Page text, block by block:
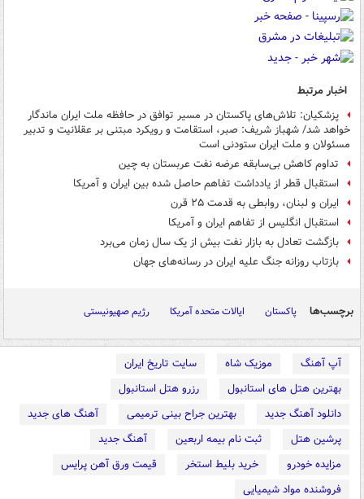
اخبار مرتبط
پزشکیان: تلاش‌های پاکستان در مسیر توافق در حافظه ملت ایران ماندگار
خواهد شد/ شهباز شریف: صبر، استقامت و رویکرد مبتنی بر عقلانیت و تدبیر
مسئولان و ملت ایران ستودنی است
تداوم کاهش بی‌سابقه عرضه نفت عربستان به چین
استقبال قطر از یادداشت تفاهم حاصل شده بین ایران و آمریکا
ایران و لبنان، روابطی به قدمت ۲۵ قرن
استقبال انگلیس از تفاهم ایران و آمریکا
بازگشت تعادل به بازار نفت بیش از یک سال زمان می‌برد
بازتاب روزانه جنگ علیه ایران در رسانه‌های جهان
برچسب‌ها پاکستان ایالات متحده آمریکا رژیم صهیونیستی
آپ آهنگ موزیک شاه
سایت تاریخ ایران
بهترین هتل های استانبول
رزرو هتل استانبول
دانلود آهنگ جدید
بهترین جراح بینی ترمیمی
آهنگ های جدید
پرشین هتل
ثبت نام بیمه اربعین
آهنگ جدید
مزایده خودرو
خرید بلیط استخر
قیمت ورق آهن پرایس
فروشنده مواد شیمیایی